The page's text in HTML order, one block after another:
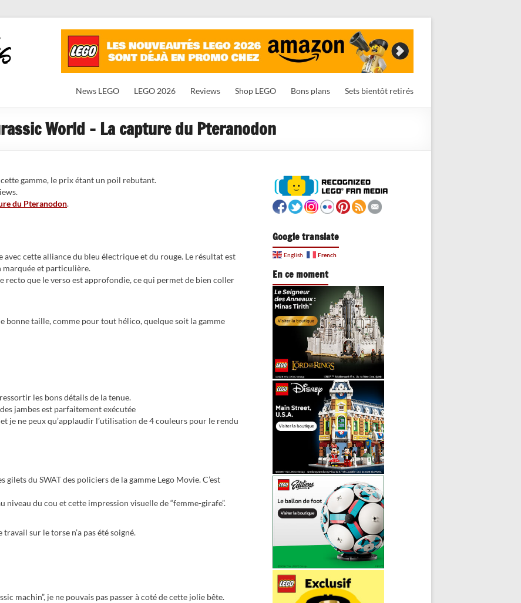
News LEGO LEGO 2026 Reviews Shop LEGO Bons plans Sets bientôt retirés
World – La capture du Pteranodon
gamme, le prix étant un poil rebutant.
du Pteranodon.
cette alliance du bleu électrique et du rouge. Le résultat est
marquée et particulière.
recto que le verso est approfondie, ce qui permet de bien coller
bonne taille, comme pour tout hélico, quelque soit la gamme
les bons détails de la tenue.
jambes est parfaitement exécutée
je ne peux qu’applaudir l’utilisation de 4 couleurs pour le rendu
du SWAT des policiers de la gamme Lego Movie. C’est
niveau du cou et cette impression visuelle de “femme-girafe”.
travail sur le torse n’a pas été soigné.
machin”, je ne pouvais pas passer à coté de cette jolie bête.
Google translate
English French
En ce moment